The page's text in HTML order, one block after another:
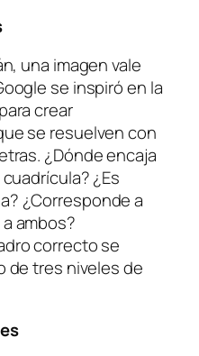
una imagen vale
se inspiró en la
crear
se resuelven con
¿Dónde encaja
¿Es
¿Corresponde a
ambos?
correcto se
de tres niveles de